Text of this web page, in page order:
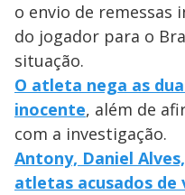
o envio de remessas
do jogador para o
situação.
O atleta nega as
inocente, além de
com a investigação.
Antony, Daniel
atletas acusados de